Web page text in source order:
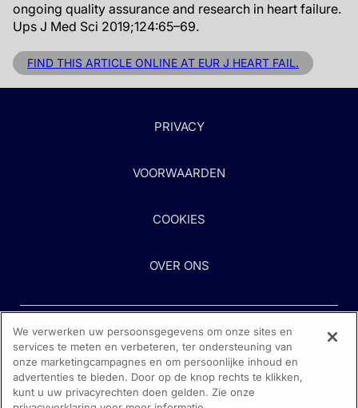
ongoing quality assurance and research in heart failure.
Ups J Med Sci 2019;124:65–69.
FIND THIS ARTICLE ONLINE AT EUR J HEART FAIL.
PRIVACY
VOORWAARDEN
COOKIES
OVER ONS
Heeft u hulp nodig?
We verwerken uw persoonsgegevens om onze sites en
services te meten en verbeteren, ter ondersteuning van
onze marketingcampagnes en om persoonlijke inhoud en
advertenties te bieden. Door op de knop rechts te klikken,
kunt u uw privacyrechten doen gelden. Zie onze